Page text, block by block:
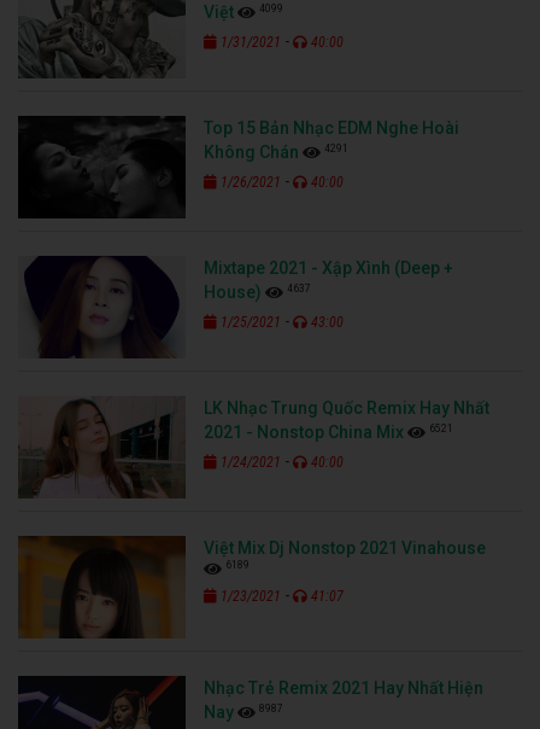
Việt
4099
1/31/2021 - 40:00
Top 15 Bản Nhạc EDM Nghe Hoài
Không Chán
4291
1/26/2021 - 40:00
Mixtape 2021 - Xập Xình (Deep +
House)
4637
1/25/2021 - 43:00
LK Nhạc Trung Quốc Remix Hay Nhất
2021 - Nonstop China Mix
6521
1/24/2021 - 40:00
Việt Mix Dj Nonstop 2021 Vinahouse
6189
1/23/2021 - 41:07
Nhạc Trẻ Remix 2021 Hay Nhất Hiện
Nay
8987